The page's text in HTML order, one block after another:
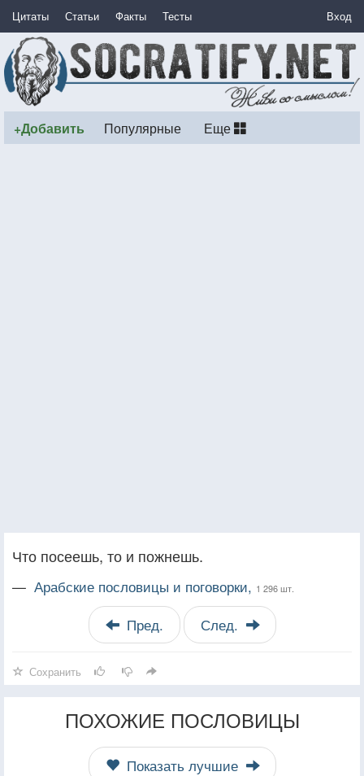
Цитаты Статьи Факты Тесты Вход
+Добавить Популярные Еще
Что посеешь, то и пожнешь.
— Арабские пословицы и поговорки, 1 296 шт.
Пред. След.
Сохранить
ПОХОЖИЕ ПОСЛОВИЦЫ
Показать лучшие